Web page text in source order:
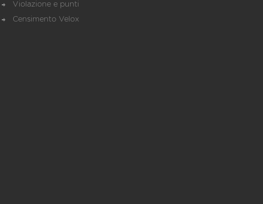
Violazione e punti
Censimento Velox